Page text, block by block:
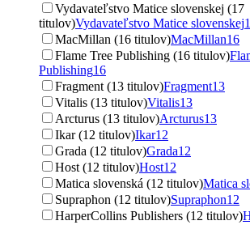
Vydavateľstvo Matice slovenskej (17
titulov)Vydavateľstvo Matice slovenskej
MacMillan (16 titulov)MacMillan16
Flame Tree Publishing (16 titulov)
Publishing16
Fragment (13 titulov)Fragment13
Vitalis (13 titulov)Vitalis13
Arcturus (13 titulov)Arcturus13
Ikar (12 titulov)Ikar12
Grada (12 titulov)Grada12
Host (12 titulov)Host12
Matica slovenská (12 titulov)Matica
Supraphon (12 titulov)Supraphon12
HarperCollins Publishers (12 titulov)